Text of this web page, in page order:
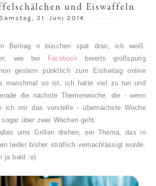
und Eiswaffeln
Samstag, 21. Juni 2014
Beitrag n büschen spät dran, ich weiß.
er, wie bei
Facebook bereits großspurig
gestern pünktlich zum Eisfreitag online
manchmal so ist, ich hatte viel zu tun und
die nächste Themenwoche, die - wenn
ich mir das vorstelle - übernächste Woche
über zwei Wochen geht.
ums Grillen drehen, ein Thema, das in
leider bisher sträflich vernachlässigt wurde.
ja bald :o)